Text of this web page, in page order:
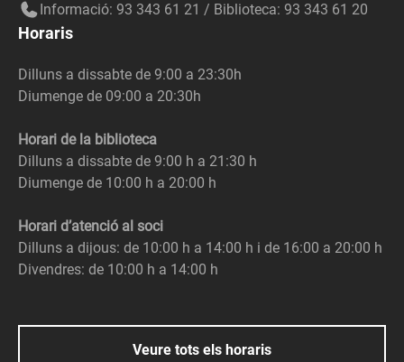
Informació: 93 343 61 21 / Biblioteca: 93 343 61 20
Horaris
Dilluns a dissabte de 9:00 a 23:30h
Diumenge de 09:00 a 20:30h
Horari de la biblioteca
Dilluns a dissabte de 9:00 h a 21:30 h
Diumenge de 10:00 h a 20:00 h
Horari d’atenció al soci
Dilluns a dijous: de 10:00 h a 14:00 h i de 16:00 a 20:00 h
Divendres: de 10:00 h a 14:00 h
Veure tots els horaris